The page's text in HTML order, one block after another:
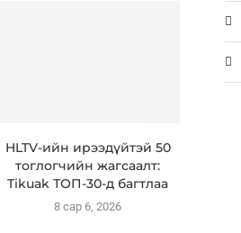
HLTV-ийн ирээдүйтэй 50
тоглогчийн жагсаалт:
Tikuak ТОП-30-д багтлаа
8 сар 6, 2026